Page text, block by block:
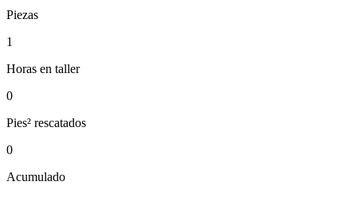
Piezas
1
Horas en taller
0
Pies² rescatados
0
Acumulado